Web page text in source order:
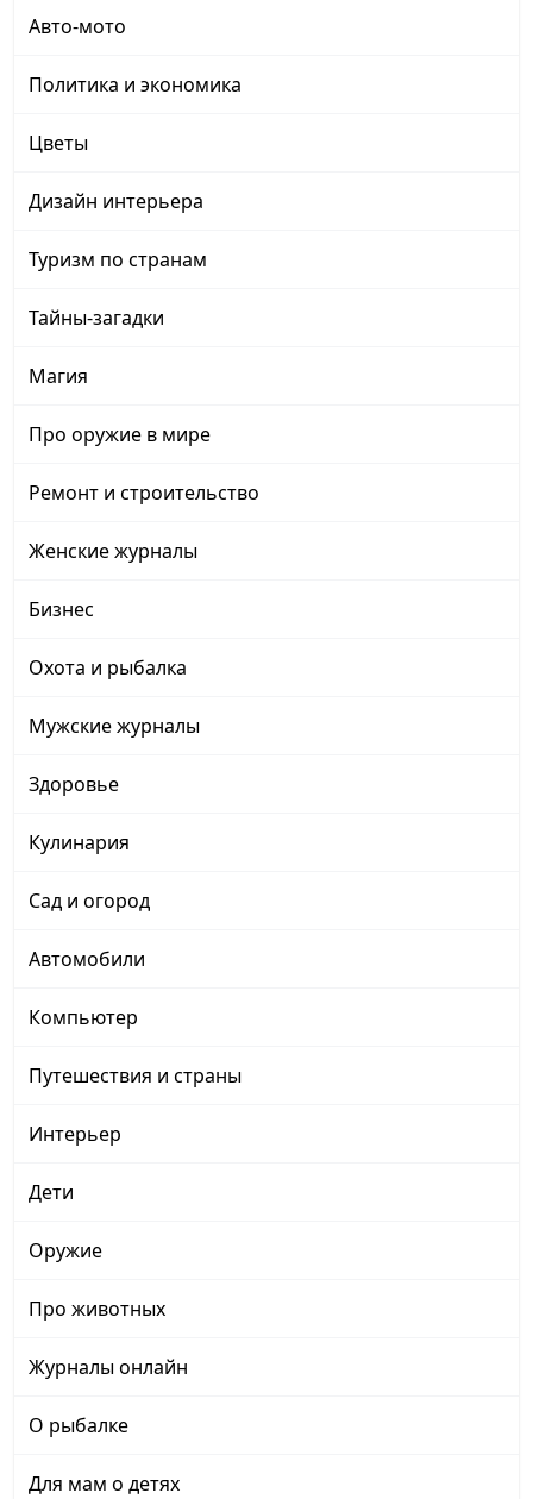
Авто-мото
Политика и экономика
Цветы
Дизайн интерьера
Туризм по странам
Тайны-загадки
Магия
Про оружие в мире
Ремонт и строительство
Женские журналы
Бизнес
Охота и рыбалка
Мужские журналы
Здоровье
Кулинария
Сад и огород
Автомобили
Компьютер
Путешествия и страны
Интерьер
Дети
Оружие
Про животных
Журналы онлайн
О рыбалке
Для мам о детях